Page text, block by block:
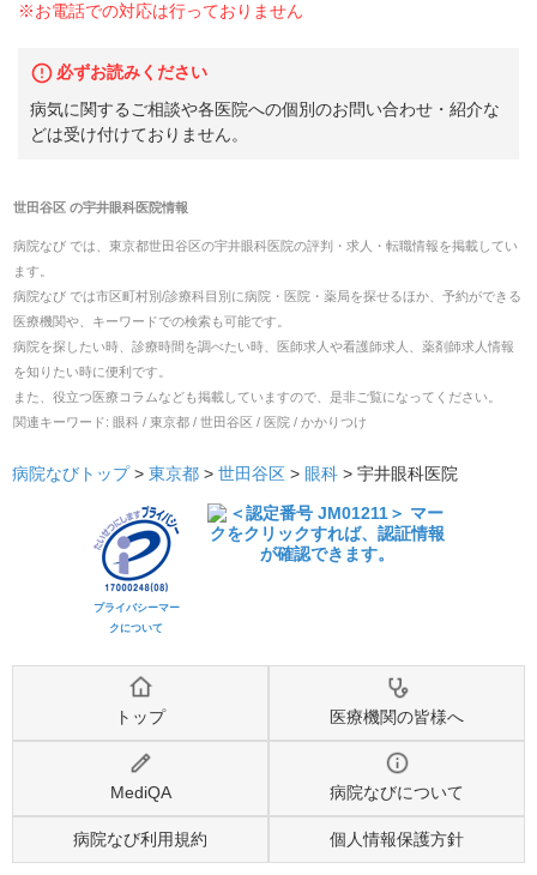
※お電話での対応は行っておりません
必ずお読みください
病気に関するご相談や各医院への個別のお問い合わせ・紹介な
どは受け付けておりません。
世田谷区の宇井眼科医院情報
病院なび では、 東京都世田谷区の宇井眼科医院の評判・求人・転職情報を掲載してい
ます。
病院なび では市区町村別/診療科目別に病院・医院・薬局を探せるほか、予約ができる
医療機関や、キーワードでの検索も可能です。
病院を探したい時、診療時間を調べたい時、医師求人や看護師求人、薬剤師求人情報
を知りたい時に便利です。
また、役立つ医療コラムなども掲載していますので、是非ご覧になってください。
関連キーワード: 眼科 / 東京都 / 世田谷区 / 医院 / かかりつけ
病院なびトップ > 東京都 > 世田谷区 > 眼科 > 宇井眼科医院
プライバシーマー
クについて
トップ 医療機関の皆様へ
MediQA 病院なびについて
病院なび利用規約 個人情報保護方針